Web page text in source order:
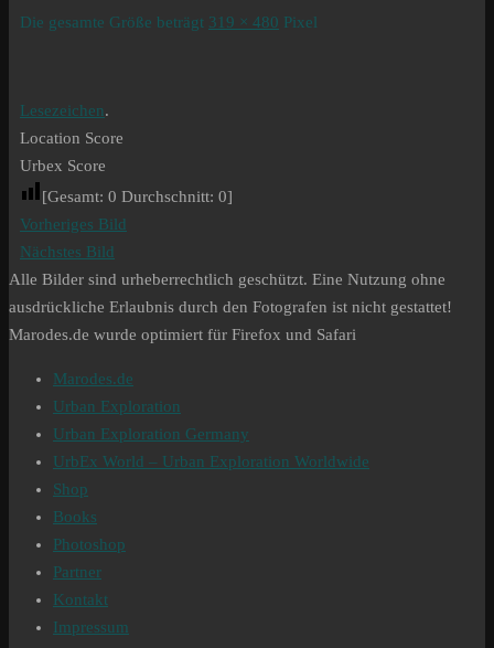
Die gesamte Größe beträgt 319 × 480 Pixel
Lesezeichen.
Location Score
Urbex Score
[Gesamt: 0 Durchschnitt: 0]
Vorheriges Bild
Nächstes Bild
Alle Bilder sind urheberrechtlich geschützt. Eine Nutzung ohne
ausdrückliche Erlaubnis durch den Fotografen ist nicht gestattet!
Marodes.de wurde optimiert für Firefox und Safari
Marodes.de
Urban Exploration
Urban Exploration Germany
UrbEx World – Urban Exploration Worldwide
Shop
Books
Photoshop
Partner
Kontakt
Impressum